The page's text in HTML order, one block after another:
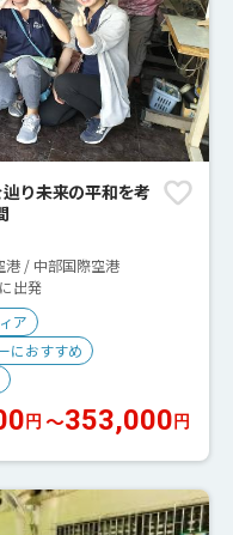
り未来の平和を考
港 / 中部国際空港
出発
ア
におすすめ
円 〜353,000 円